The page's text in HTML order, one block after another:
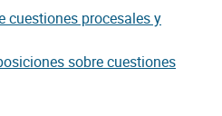
cuestiones procesales y
sobre cuestiones